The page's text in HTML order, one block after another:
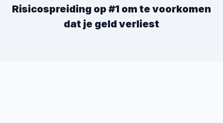
Risicospreiding op #1 om te voorkomen
dat je geld verliest